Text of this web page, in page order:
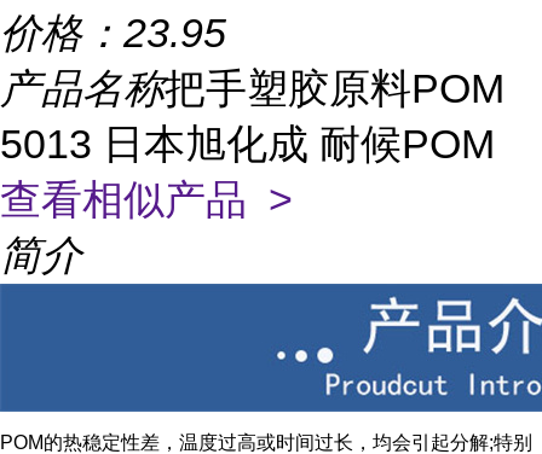
价格： 23.95
产品名称把手塑胶原料POM
5013 日本旭化成 耐候POM
查看相似产品 >
简介
POM的热稳定性差，温度过高或时间过长，均会引起分解;特别